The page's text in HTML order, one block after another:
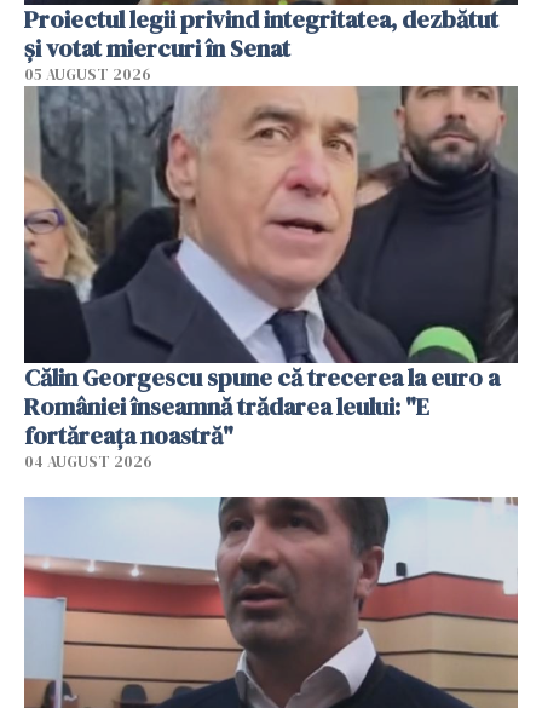
Proiectul legii privind integritatea, dezbătut
şi votat miercuri în Senat
05 AUGUST 2026
Călin Georgescu spune că trecerea la euro a
României înseamnă trădarea leului: "E
fortăreața noastră"
04 AUGUST 2026